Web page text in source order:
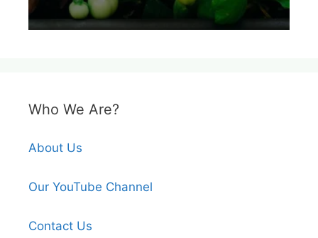
Who We Are?
About Us
Our YouTube Channel
Contact Us